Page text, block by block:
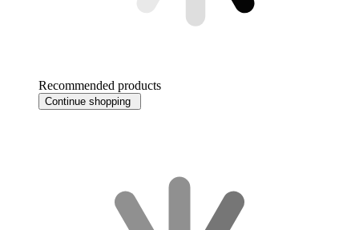
Recommended products
Continue shopping